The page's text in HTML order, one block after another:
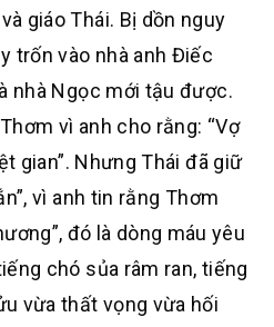
giáo Thái. Bị dồn nguy
trốn vào nhà anh Điếc
nhà Ngọc mới tậu được.
vì anh cho rằng: “Vợ
gian”. Nhưng Thái đã giữ
vì anh tin rằng Thơm
đó là dòng máu yêu
chó sủa râm ran, tiếng
vừa thất vọng vừa hối